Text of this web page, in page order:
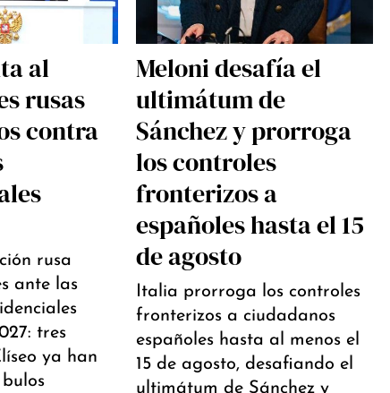
al
rusas
contra
rusa
ante las
tres
ya han
Meloni desafía el
ultimátum de
Sánchez y prorroga
los controles
fronterizos a
españoles hasta el 15
de agosto
Italia prorroga los controles
fronterizos a ciudadanos
españoles hasta al menos el
15 de agosto, desafiando el
ultimátum de Sánchez y